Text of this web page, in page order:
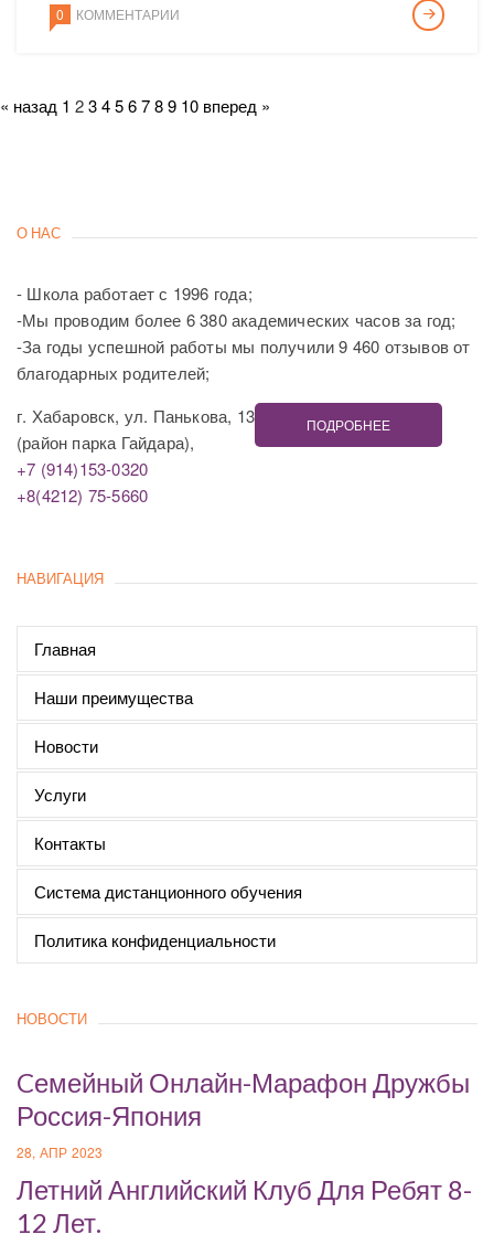
0 КОММЕНТАРИИ
« назад 1 23456789 10 вперед »
О НАС
- Школа работает с 1996 года;
-Мы проводим более 6 380 академических часов за год;
-За годы успешной работы мы получили 9 460 отзывов от
благодарных родителей;
г. Хабаровск, ул. Панькова, 13
(район парка Гайдара),
+7 (914)153-0320
+8(4212) 75-5660
ПОДРОБНЕЕ
НАВИГАЦИЯ
Главная
Наши преимущества
Новости
Услуги
Контакты
Система дистанционного обучения
Политика конфиденциальности
НОВОСТИ
Cемейный Онлайн-Марафон Дружбы
Россия-Япония
28, АПР 2023
Летний Английский Клуб Для Ребят 8-
12 Лет.